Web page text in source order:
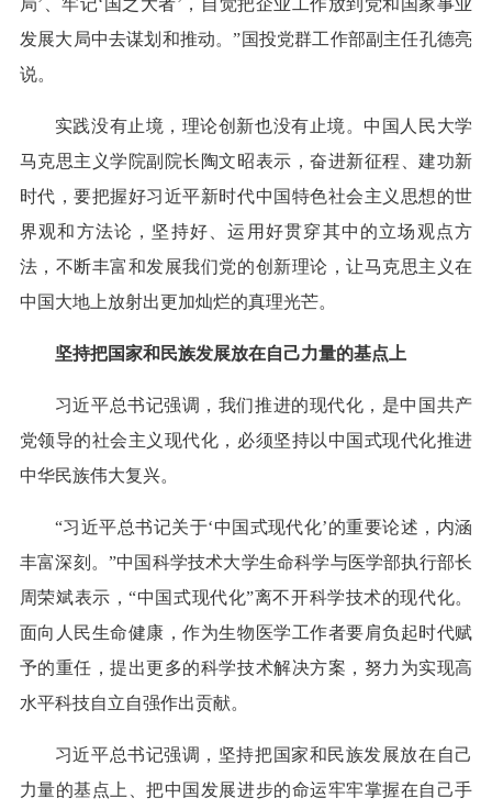
局’、牢记‘国之大者’，自觉把企业工作放到党和国家事业
发展大局中去谋划和推动。”国投党群工作部副主任孔德亮
说。
实践没有止境，理论创新也没有止境。中国人民大学
马克思主义学院副院长陶文昭表示，奋进新征程、建功新
时代，要把握好习近平新时代中国特色社会主义思想的世
界观和方法论，坚持好、运用好贯穿其中的立场观点方
法，不断丰富和发展我们党的创新理论，让马克思主义在
中国大地上放射出更加灿烂的真理光芒。
坚持把国家和民族发展放在自己力量的基点上
习近平总书记强调，我们推进的现代化，是中国共产
党领导的社会主义现代化，必须坚持以中国式现代化推进
中华民族伟大复兴。
“习近平总书记关于‘中国式现代化’的重要论述，内涵
丰富深刻。”中国科学技术大学生命科学与医学部执行部长
周荣斌表示，“中国式现代化”离不开科学技术的现代化。
面向人民生命健康，作为生物医学工作者要肩负起时代赋
予的重任，提出更多的科学技术解决方案，努力为实现高
水平科技自立自强作出贡献。
习近平总书记强调，坚持把国家和民族发展放在自己
力量的基点上、把中国发展进步的命运牢牢掌握在自己手